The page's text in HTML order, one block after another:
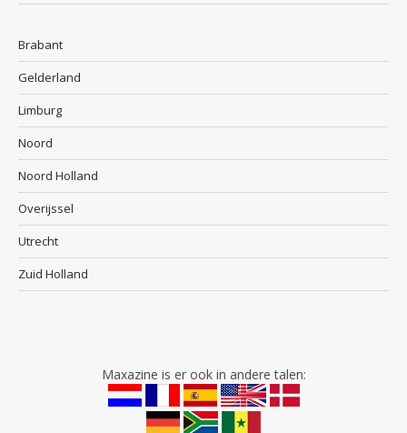
Brabant
Gelderland
Limburg
Noord
Noord Holland
Overijssel
Utrecht
Zuid Holland
Maxazine is er ook in andere talen: